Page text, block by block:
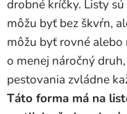
drobné kríčky. Listy
môžu byť bez škvŕn,
môžu byť rovné alebo
o menej náročný
pestovania zvládne
Táto forma má na